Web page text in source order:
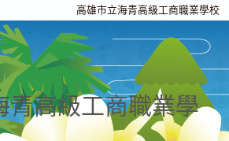
高雄市立海青高級工商職業學校
青高級工商職業學